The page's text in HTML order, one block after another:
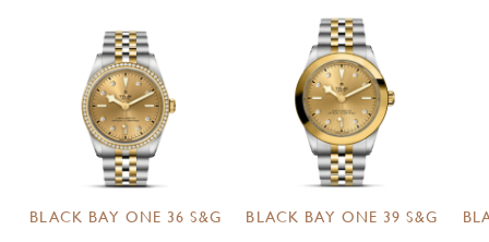
BLACK BAY ONE 36 S&G
BLACK BAY ONE 39 S&G